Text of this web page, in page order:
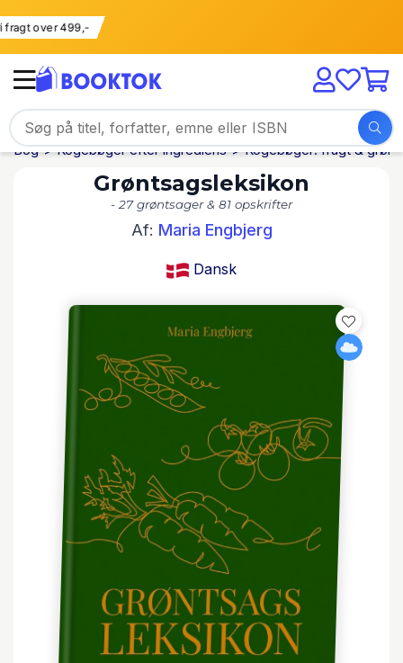
fragt over 499,-
Bog Kogebøger efter ingrediens Kogebøger: frugt & grønt
Grøntsagsleksikon
- 27 grøntsager & 81 opskrifter
Af: Maria Engbjerg
Dansk